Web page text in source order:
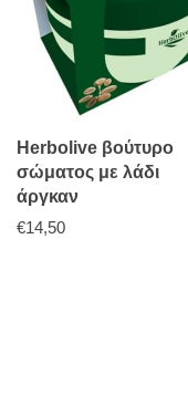
Herbolive βούτυρο
σώματος με λάδι
άργκαν
€14,50